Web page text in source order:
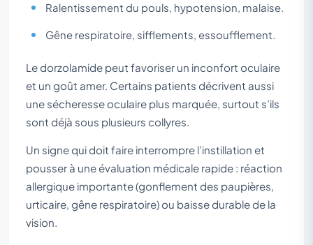
Ralentissement du pouls, hypotension, malaise.
Gêne respiratoire, sifflements, essoufflement.
Le dorzolamide peut favoriser un inconfort oculaire
et un goût amer. Certains patients décrivent aussi
une sécheresse oculaire plus marquée, surtout s’ils
sont déjà sous plusieurs collyres.
Un signe qui doit faire interrompre l’instillation et
pousser à une évaluation médicale rapide : réaction
allergique importante (gonflement des paupières,
urticaire, gêne respiratoire) ou baisse durable de la
vision.